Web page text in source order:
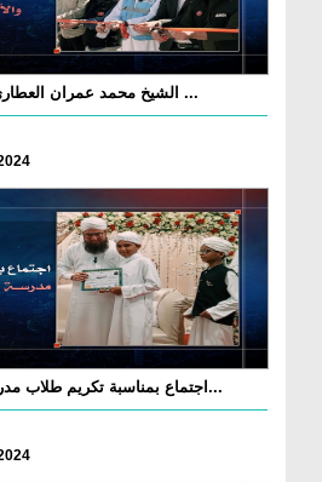
الشيخ محمد عمران العطاري يفتتح 96 منزلاً للأيتام ...
اجتماع بمناسبة تكريم طلاب مدرسة المدينة وجامعة ال...